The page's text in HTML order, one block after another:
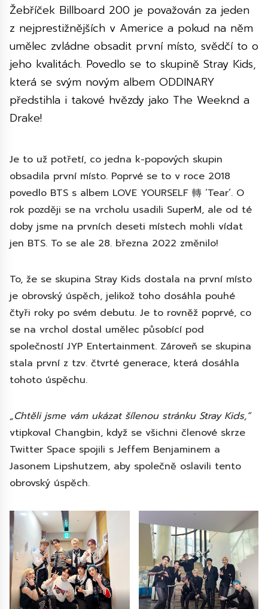
Žebříček Billboard 200 je považován za jeden
z nejprestižnějších v Americe a pokud na něm
umělec zvládne obsadit první místo, svědčí to o
jeho kvalitách. Povedlo se to skupině Stray Kids,
která se svým novým albem ODDINARY
předstihla i takové hvězdy jako The Weeknd a
Drake!
Je to už potřetí, co jedna k-popových skupin
obsadila první místo. Poprvé se to v roce 2018
povedlo BTS s albem LOVE YOURSELF 轉 ‘Tear’. O
rok později se na vrcholu usadili SuperM, ale od té
doby jsme na prvních deseti místech mohli vídat
jen BTS. To se ale 28. března 2022 změnilo!
To, že se skupina Stray Kids dostala na první místo
je obrovský úspěch, jelikož toho dosáhla pouhé
čtyři roky po svém debutu. Je to rovněž poprvé, co
se na vrchol dostal umělec působící pod
společností JYP Entertainment. Zároveň se skupina
stala první z tzv. čtvrté generace, která dosáhla
tohoto úspěchu.
„Chtěli jsme vám ukázat šílenou stránku Stray Kids,“
vtipkoval Changbin, když se všichni členové skrze
Twitter Space spojili s Jeffem Benjaminem a
Jasonem Lipshutzem, aby společně oslavili tento
obrovský úspěch.